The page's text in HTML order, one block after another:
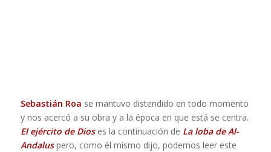
Sebastián Roa se mantuvo distendido en todo momento
y nos acercó a su obra y a la época en que está se centra.
El ejército de Dioses la continuación de La loba de Al-
Andaluspero, como él mismo dijo, podemos leer este